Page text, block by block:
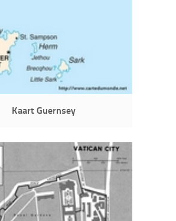
Kaart Guernsey